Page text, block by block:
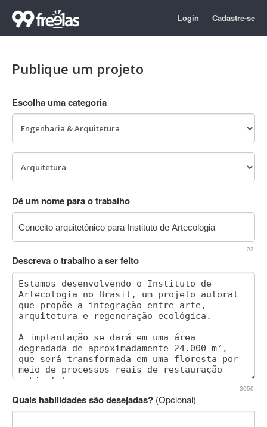
Login Cadastre-se
Publique um projeto
Escolha uma categoria
Dê um nome para o trabalho
23
Descreva o trabalho a ser feito
3050
Quais habilidades são desejadas? (Opcional)